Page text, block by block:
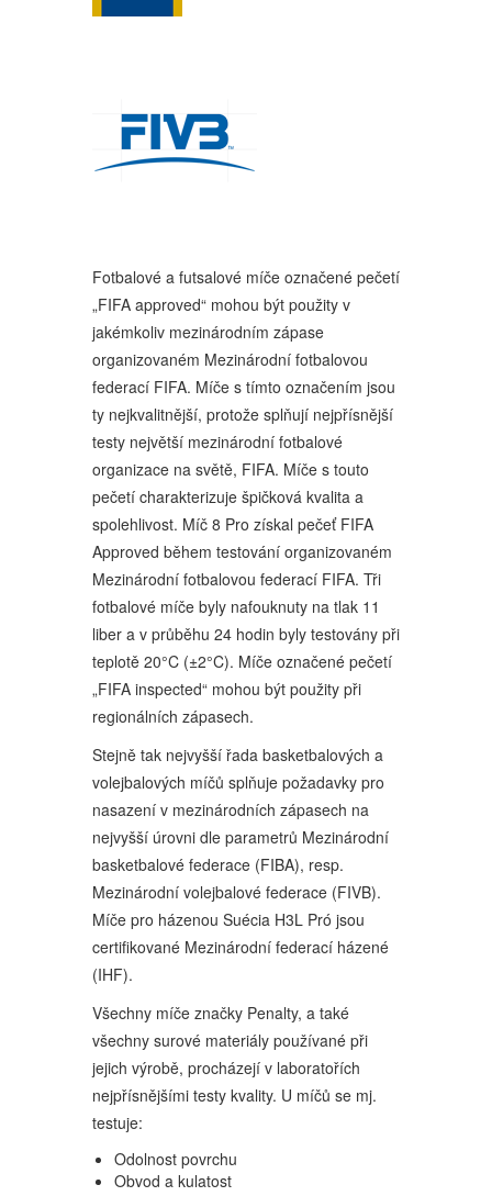
Fotbalové a futsalové míče označené pečetí
„FIFA approved“ mohou být použity v
jakémkoliv mezinárodním zápase
organizovaném Mezinárodní fotbalovou
federací FIFA. Míče s tímto označením jsou
ty nejkvalitnější, protože splňují nejpřísnější
testy největší mezinárodní fotbalové
organizace na světě, FIFA. Míče s touto
pečetí charakterizuje špičková kvalita a
spolehlivost. Míč 8 Pro získal pečeť FIFA
Approved během testování organizovaném
Mezinárodní fotbalovou federací FIFA. Tři
fotbalové míče byly nafouknuty na tlak 11
liber a v průběhu 24 hodin byly testovány při
teplotě 20°C (±2°C). Míče označené pečetí
„FIFA inspected“ mohou být použity při
regionálních zápasech.
Stejně tak nejvyšší řada basketbalových a
volejbalových míčů splňuje požadavky pro
nasazení v mezinárodních zápasech na
nejvyšší úrovni dle parametrů Mezinárodní
basketbalové federace (FIBA), resp.
Mezinárodní volejbalové federace (FIVB).
Míče pro házenou Suécia H3L Pró jsou
certifikované Mezinárodní federací házené
(IHF).
Všechny míče značky Penalty, a také
všechny surové materiály používané při
jejich výrobě, procházejí v laboratořích
nejpřísnějšími testy kvality. U míčů se mj.
testuje:
Odolnost povrchu
Obvod a kulatost